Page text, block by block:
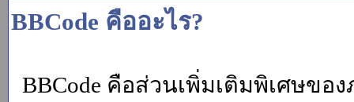
BBCode คืออะไร?
BBCode คือส่วนเพิ่มเติมพิเศษขอ